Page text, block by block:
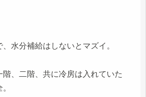
水分補給はしないとマズイ。
、二階、共に冷房は入れていた